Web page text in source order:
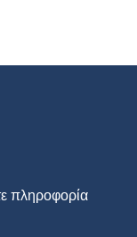
πληροφορία